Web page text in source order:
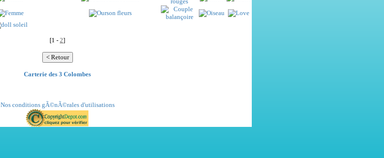
[1 - 2]
Carterie des 3 Colombes
Nos conditions gÃ©nÃ©rales d'utilisations